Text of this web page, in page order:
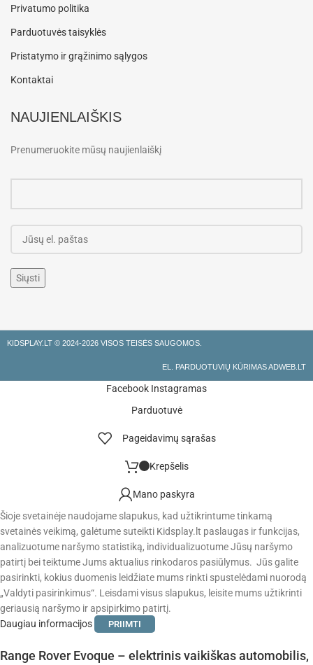
Privatumo politika
Parduotuvės taisyklės
Pristatymo ir grąžinimo sąlygos
Kontaktai
NAUJIENLAIŠKIS
Prenumeruokite mūsų naujienlaiškį
KIDSPLAY.LT © 2024-2026 VISOS TEISĖS SAUGOMOS.
EL. PARDUOTUVIŲ KŪRIMAS ADWEB.LT
Facebook Instagramas
Parduotuvė
Pageidavimų sąrašas
Krepšelis
Mano paskyra
Šioje svetainėje naudojame slapukus, kad užtikrintume tinkamą
svetainės veikimą, galėtume suteikti Kidsplay.lt paslaugas ir funkcijas,
analizuotume naršymo statistiką, individualizuotume Jūsų naršymo
patirtį bei teiktume Jums aktualius rinkodaros pasiūlymus. Jūs galite
pasirinkti, kokius duomenis leidžiate mums rinkti spustelėdami nuorodą
„Valdyti pasirinkimus“. Leisdami visus slapukus, leisite mums užtikrinti
geriausią naršymo ir apsipirkimo patirtį.
Daugiau informacijos
PRIIMTI
Range Rover Evoque – elektrinis vaikiškas automobilis,